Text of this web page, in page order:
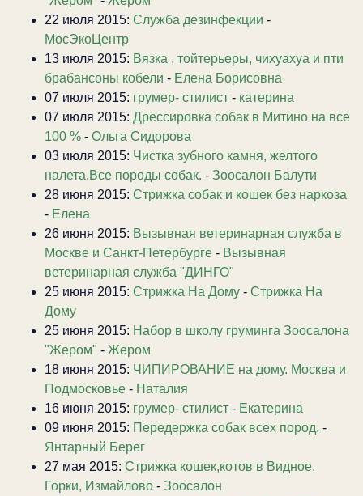
22 июля 2015: Служба дезинфекции -
МосЭкоЦентр
13 июля 2015: Вязка , тойтерьеры, чихуахуа и пти
брабансоны кобели - Елена Борисовна
07 июля 2015: грумер- стилист - катерина
07 июля 2015: Дрессировка собак в Митино на все
100 % - Ольга Сидорова
03 июля 2015: Чистка зубного камня, желтого
налета.Все породы собак. - Зоосалон Балути
28 июня 2015: Стрижка собак и кошек без наркоза
- Елена
26 июня 2015: Вызывная ветеринарная служба в
Москве и Санкт-Петербурге - Вызывная
ветеринарная служба "ДИНГО"
25 июня 2015: Стрижка На Дому - Стрижка На
Дому
25 июня 2015: Набор в школу груминга Зоосалона
"Жером" - Жером
18 июня 2015: ЧИПИРОВАНИЕ на дому. Москва и
Подмосковье - Наталия
16 июня 2015: грумер- стилист - Екатерина
09 июня 2015: Передержка собак всех пород. -
Янтарный Берег
27 мая 2015: Стрижка кошек,котов в Видное.
Горки, Измайлово - Зоосалон